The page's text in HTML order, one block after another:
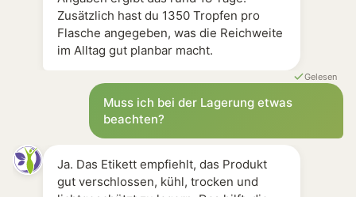
Zusätzlich hast du 1350 Tropfen pro
Flasche angegeben, was die Reichweite
im Alltag gut planbar macht.
Gelesen
Muss ich bei der Lagerung etwas
beachten?
Ja. Das Etikett empfiehlt, das Produkt
gut verschlossen, kühl, trocken und